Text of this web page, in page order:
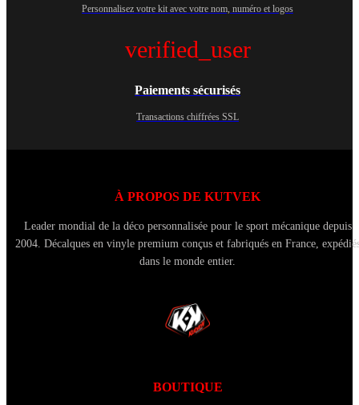
Personnalisez votre kit avec votre nom, numéro et logos
verified_user
Paiements sécurisés
Transactions chiffrées SSL
À PROPOS DE KUTVEK
Leader mondial de la déco personnalisée pour le sport mécanique depuis
2004. Décalques en vinyle premium conçus et fabriqués en France,
dans le monde entier.
BOUTIQUE